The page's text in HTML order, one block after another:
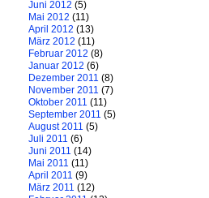
Juni 2012 (5)
Mai 2012 (11)
April 2012 (13)
März 2012 (11)
Februar 2012 (8)
Januar 2012 (6)
Dezember 2011 (8)
November 2011 (7)
Oktober 2011 (11)
September 2011 (5)
August 2011 (5)
Juli 2011 (6)
Juni 2011 (14)
Mai 2011 (11)
April 2011 (9)
März 2011 (12)